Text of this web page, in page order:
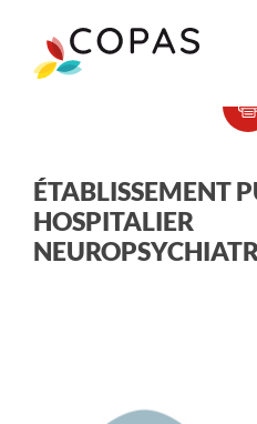
ÉTABLISSEMENT
HOSPITALIER